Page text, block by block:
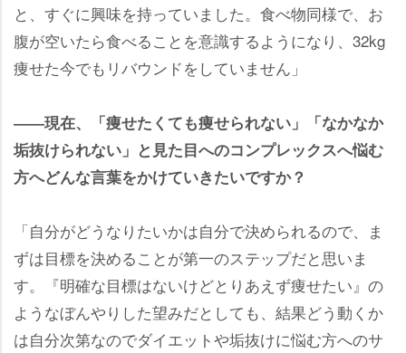
と、すぐに興味を持っていました。食べ物同様で、お
腹が空いたら食べることを意識するようになり、32kg
痩せた今でもリバウンドをしていません」
――現在、「痩せたくても痩せられない」「なかなか
垢抜けられない」と見た目へのコンプレックスへ悩む
方へどんな言葉をかけていきたいですか？
「自分がどうなりたいかは自分で決められるので、ま
ずは目標を決めることが第一のステップだと思いま
す。『明確な目標はないけどとりあえず痩せたい』の
ようなぼんやりした望みだとしても、結果どう動くか
は自分次第なのでダイエットや垢抜けに悩む方へのサ